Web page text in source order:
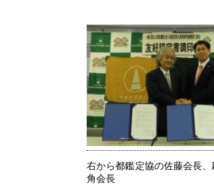
右から都鑑定協の佐藤会長
角会長